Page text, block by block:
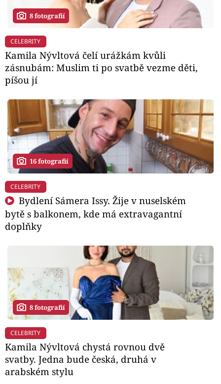
8 fotografií
CELEBRITY
Kamila Nývltová čelí urážkám kvůli
zásnubám: Muslim ti po svatbě vezme děti,
píšou jí
16 fotografií
CELEBRITY
Bydlení Sámera Issy. Žije v nuselském
bytě s balkonem, kde má extravagantní
doplňky
8 fotografií
CELEBRITY
Kamila Nývltová chystá rovnou dvě
svatby. Jedna bude česká, druhá v
arabském stylu